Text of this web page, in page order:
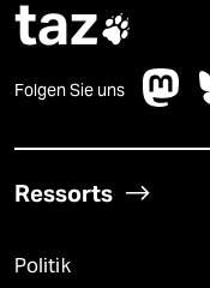
taz
Folgen Sie uns
Ressorts
Politik